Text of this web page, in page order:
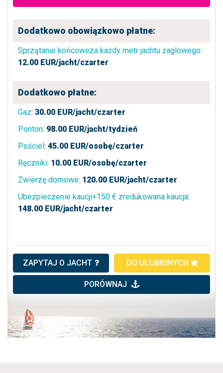
Dodatkowo obowiązkowo płatne:
Sprzątanie końcoweza każdy metr jachtu żaglowego:
12.00 EUR/jacht/czarter
Dodatkowo płatne:
Gaz: 30.00 EUR/jacht/czarter
Ponton: 98.00 EUR/jacht/tydzień
Pościel: 45.00 EUR/osobę/czarter
Ręczniki: 10.00 EUR/osobę/czarter
Zwierzę domowe: 120.00 EUR/jacht/czarter
Ubezpieczenie kaucji+150 € zredukowana kaucja:
148.00 EUR/jacht/czarter
ZAPYTAJ O JACHT DO ULUBIONYCH
PORÓWNAJ